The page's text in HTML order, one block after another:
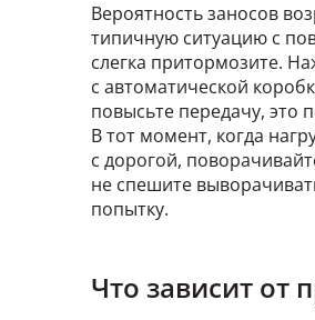
Вероятность заносов
типичную ситуацию с
слегка притормозите.
с автоматической
повысьте передачу, это
В тот момент, когда
с дорогой,
не спешите
попытку.
Что зависит от